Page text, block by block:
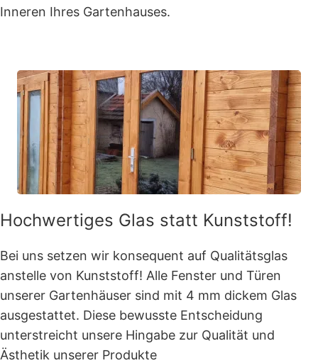
Inneren Ihres Gartenhauses.
Hochwertiges Glas statt Kunststoff!
Bei uns setzen wir konsequent auf Qualitätsglas
anstelle von Kunststoff! Alle Fenster und Türen
unserer Gartenhäuser sind mit 4 mm dickem Glas
ausgestattet. Diese bewusste Entscheidung
unterstreicht unsere Hingabe zur Qualität und
Ästhetik unserer Produkte